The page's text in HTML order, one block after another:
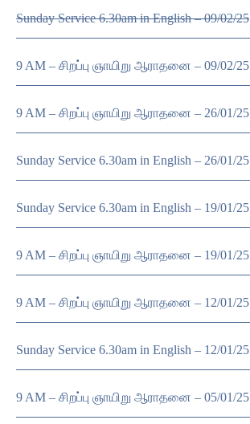
Sunday Service 6.30am in English – 09/02/25
9 AM – சிறப்பு ஞாயிறு ஆராதனை – 09/02/25
9 AM – சிறப்பு ஞாயிறு ஆராதனை – 26/01/25
Sunday Service 6.30am in English – 26/01/25
Sunday Service 6.30am in English – 19/01/25
9 AM – சிறப்பு ஞாயிறு ஆராதனை – 19/01/25
9 AM – சிறப்பு ஞாயிறு ஆராதனை – 12/01/25
Sunday Service 6.30am in English – 12/01/25
9 AM – சிறப்பு ஞாயிறு ஆராதனை – 05/01/25